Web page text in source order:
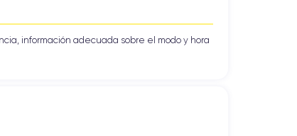
información adecuada sobre el modo y hora